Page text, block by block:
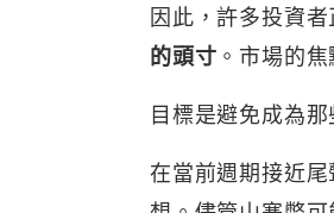
因此，許多投資者
的頭寸 。市場的
目標是避免成為
在當前週期接近